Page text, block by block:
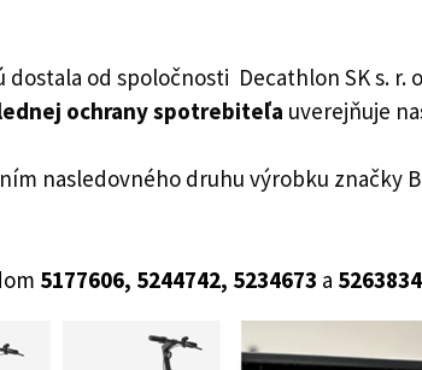
od spoločnosti Decathlon SK s. r.
ochrany spotrebiteľa uverejňuje
nasledovného druhu výrobku značky
5177606, 5244742, 5234673 a 5263834